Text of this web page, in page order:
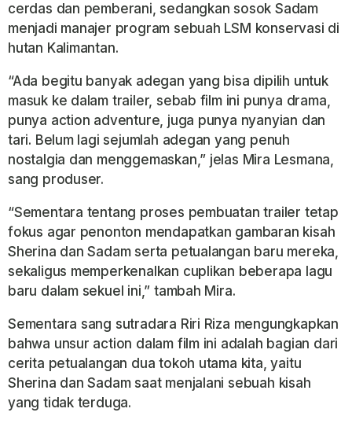
cerdas dan pemberani, sedangkan sosok Sadam
menjadi manajer program sebuah LSM konservasi di
hutan Kalimantan.
“Ada begitu banyak adegan yang bisa dipilih untuk
masuk ke dalam trailer, sebab film ini punya drama,
punya action adventure, juga punya nyanyian dan
tari. Belum lagi sejumlah adegan yang penuh
nostalgia dan menggemaskan,” jelas Mira Lesmana,
sang produser.
“Sementara tentang proses pembuatan trailer tetap
fokus agar penonton mendapatkan gambaran kisah
Sherina dan Sadam serta petualangan baru mereka,
sekaligus memperkenalkan cuplikan beberapa lagu
baru dalam sekuel ini,” tambah Mira.
Sementara sang sutradara Riri Riza mengungkapkan
bahwa unsur action dalam film ini adalah bagian dari
cerita petualangan dua tokoh utama kita, yaitu
Sherina dan Sadam saat menjalani sebuah kisah
yang tidak terduga.